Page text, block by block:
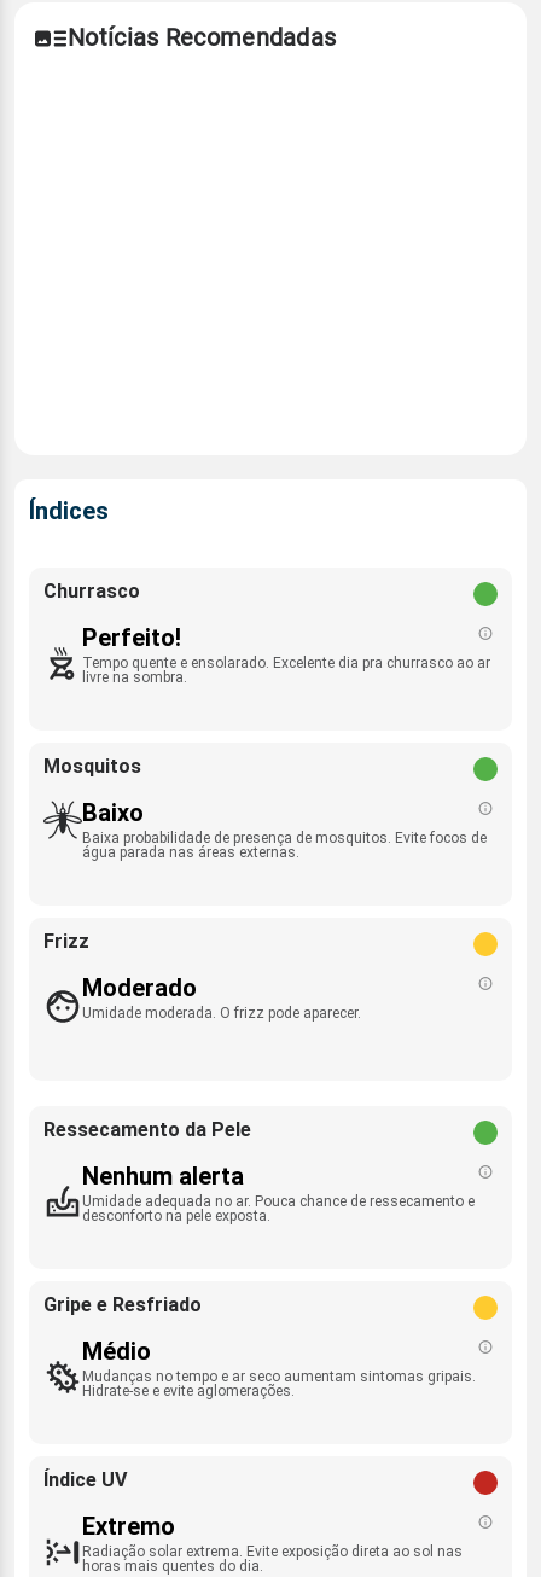
Notícias Recomendadas
Índices
Churrasco
Perfeito!
Tempo quente e ensolarado. Excelente dia pra churrasco ao ar
livre na sombra.
Mosquitos
Baixo
Baixa probabilidade de presença de mosquitos. Evite focos de
água parada nas áreas externas.
Frizz
Moderado
Umidade moderada. O frizz pode aparecer.
Ressecamento da Pele
Nenhum alerta
Umidade adequada no ar. Pouca chance de ressecamento e
desconforto na pele exposta.
Gripe e Resfriado
Médio
Mudanças no tempo e ar seco aumentam sintomas gripais.
Hidrate-se e evite aglomerações.
Índice UV
Extremo
Radiação solar extrema. Evite exposição direta ao sol nas
horas mais quentes do dia.